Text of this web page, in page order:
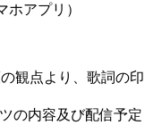
ホアプリ）
観点より、歌詞の印
の内容及び配信予定